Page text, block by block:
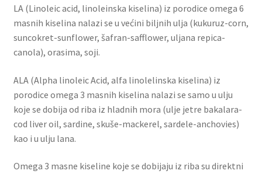
LA (Linoleic acid, linoleinska kiselina) iz porodice omega 6
masnih kiselina nalazi se u većini biljnih ulja (kukuruz-corn,
suncokret-sunflower, šafran-safflower, uljana repica-
canola), orasima, soji.
ALA (Alpha linoleic Acid, alfa linolelinska kiselina) iz
porodice omega 3 masnih kiselina nalazi se samo u ulju
koje se dobija od riba iz hladnih mora (ulje jetre bakalara-
cod liver oil, sardine, skuše-mackerel, sardele-anchovies)
kao i u ulju lana.
Omega 3 masne kiseline koje se dobijaju iz riba su direktni